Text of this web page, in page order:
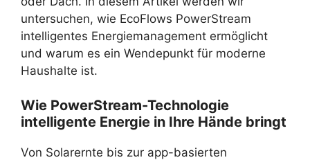
untersuchen, wie EcoFlows PowerStream
intelligentes Energiemanagement ermöglicht
und warum es ein Wendepunkt für moderne
Haushalte ist.
Wie PowerStream-Technologie
intelligente Energie in Ihre Hände bringt
Von Solarernte bis zur app-basierten